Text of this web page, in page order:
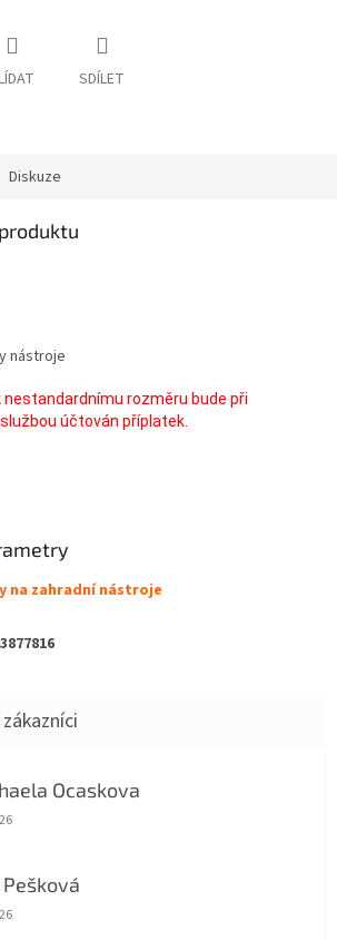
SDÍLET
Diskuze
nástroje
nestandardnímu rozměru bude při
účtován příplatek.
na zahradní nástroje
Ocaskova
obchodu je 5 z 5 hvězdiček.
Pešková
obchodu je 5 z 5 hvězdiček.